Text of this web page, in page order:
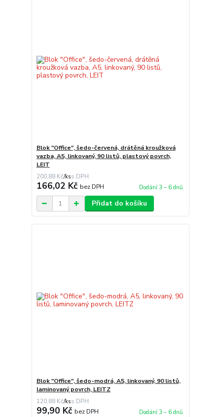
Blok "Office", šedo-červená, drátěná kroužková
vazba, A5, linkovaný, 90 listů, plastový povrch,
LEIT
200,88 Kč/ks
166,02 Kč bez DPH Dodání 3 – 6 dnů
Přidat do košíku
Blok "Office", šedo-modrá, A5, linkovaný, 90 listů,
laminovaný povrch, LEITZ
120,88 Kč/ks
99,90 Kč bez DPH Dodání 3 – 6 dnů